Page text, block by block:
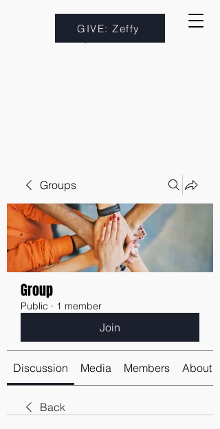
GIVE: Zeffy
Groups
Group
Public · 1 member
Join
Discussion Media Members About
Back